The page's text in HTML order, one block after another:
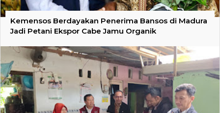
Kemensos Berdayakan Penerima Bansos di Madura
Jadi Petani Ekspor Cabe Jamu Organik